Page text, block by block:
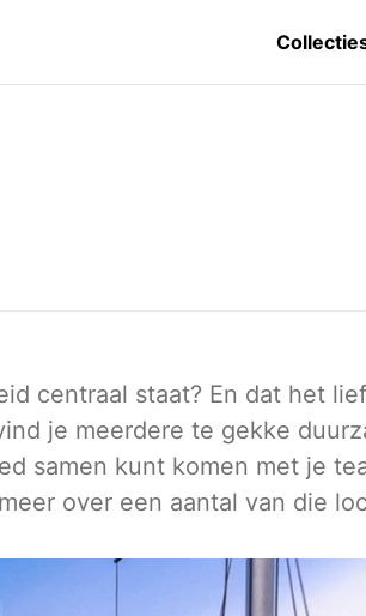
centraal staat? En dat het
je meerdere te gekke
samen kunt komen met je
over een aantal van die